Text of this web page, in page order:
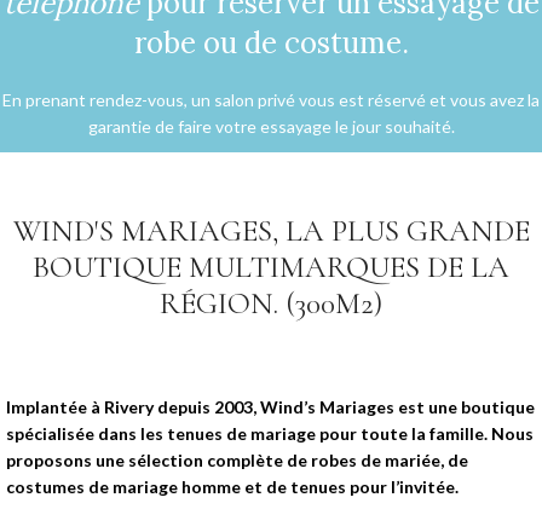
robe ou de costume.
En prenant rendez-vous, un salon privé vous est réservé et vous avez la
garantie de faire votre essayage le jour souhaité.
WIND'S MARIAGES, LA PLUS GRANDE
BOUTIQUE MULTIMARQUES DE LA
RÉGION. (300M2)
Implantée à Rivery depuis 2003, Wind’s Mariages est une boutique
spécialisée dans les tenues de mariage pour toute la famille. Nous
proposons une sélection complète de robes de mariée, de
costumes de mariage homme et de tenues pour l’invitée.